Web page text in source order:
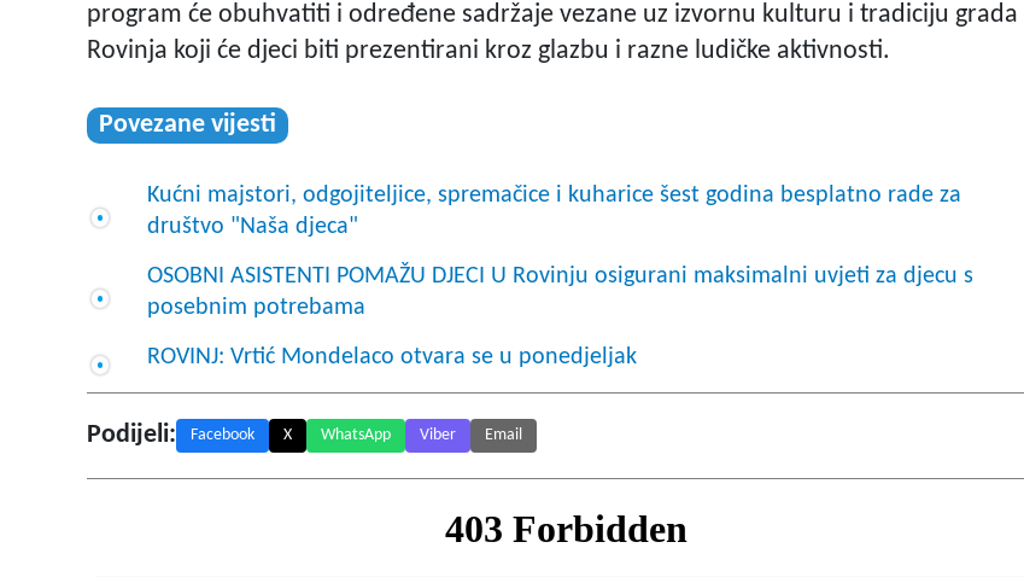
program će obuhvatiti i određene sadržaje vezane uz izvornu kulturu i tradiciju grada
Rovinja koji će djeci biti prezentirani kroz glazbu i razne ludičke aktivnosti.
Povezane vijesti
Kućni majstori, odgojiteljice, spremačice i kuharice šest godina besplatno rade za
društvo "Naša djeca"
OSOBNI ASISTENTI POMAŽU DJECI U Rovinju osigurani maksimalni uvjeti za djecu s
posebnim potrebama
ROVINJ: Vrtić Mondelaco otvara se u ponedjeljak
Podijeli: Facebook X WhatsApp Viber Email